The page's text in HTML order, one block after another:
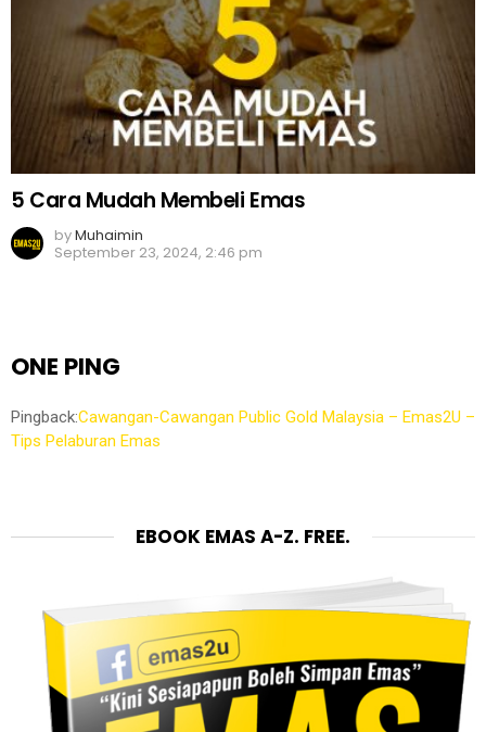
5 Cara Mudah Membeli Emas
byMuhaimin
September 23, 2024, 2:46 pm
ONE PING
Pingback:Cawangan-Cawangan Public Gold Malaysia – Emas2U –
Tips Pelaburan Emas
EBOOK EMAS A-Z. FREE.